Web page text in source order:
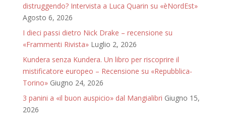
distruggendo? Intervista a Luca Quarin su «èNordEst»
Agosto 6, 2026
I dieci passi dietro Nick Drake – recensione su
«Frammenti Rivista» Luglio 2, 2026
Kundera senza Kundera. Un libro per riscoprire il
mistificatore europeo – Recensione su «Repubblica-
Torino» Giugno 24, 2026
3 panini a «il buon auspicio» dal Mangialibri Giugno 15,
2026